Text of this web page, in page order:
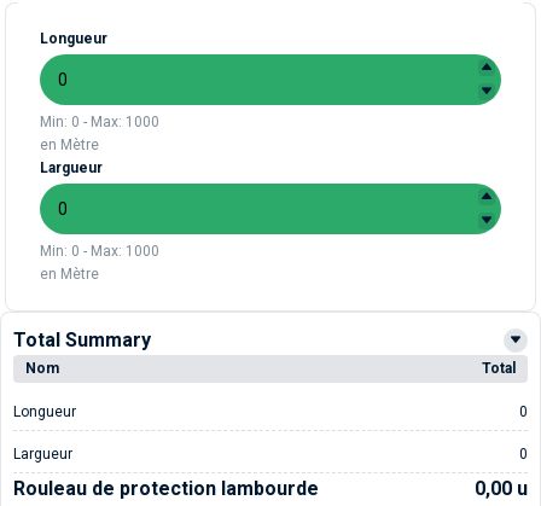
Longueur
Min: 0 - Max: 1000
en Mètre
Largueur
Min: 0 - Max: 1000
en Mètre
Total Summary
Nom Total
Longueur 0
Largueur 0
Rouleau de protection lambourde
0,00 u